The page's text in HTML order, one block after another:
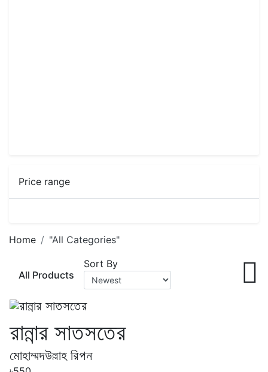
Price range
Home "All Categories"
All Products
Sort By
রান্নার সাতসতের
মোহাম্মদউল্লাহ রিপন